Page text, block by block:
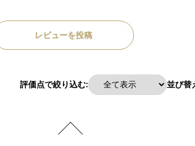
レビューを投稿
評価点で絞り込む: 並び替